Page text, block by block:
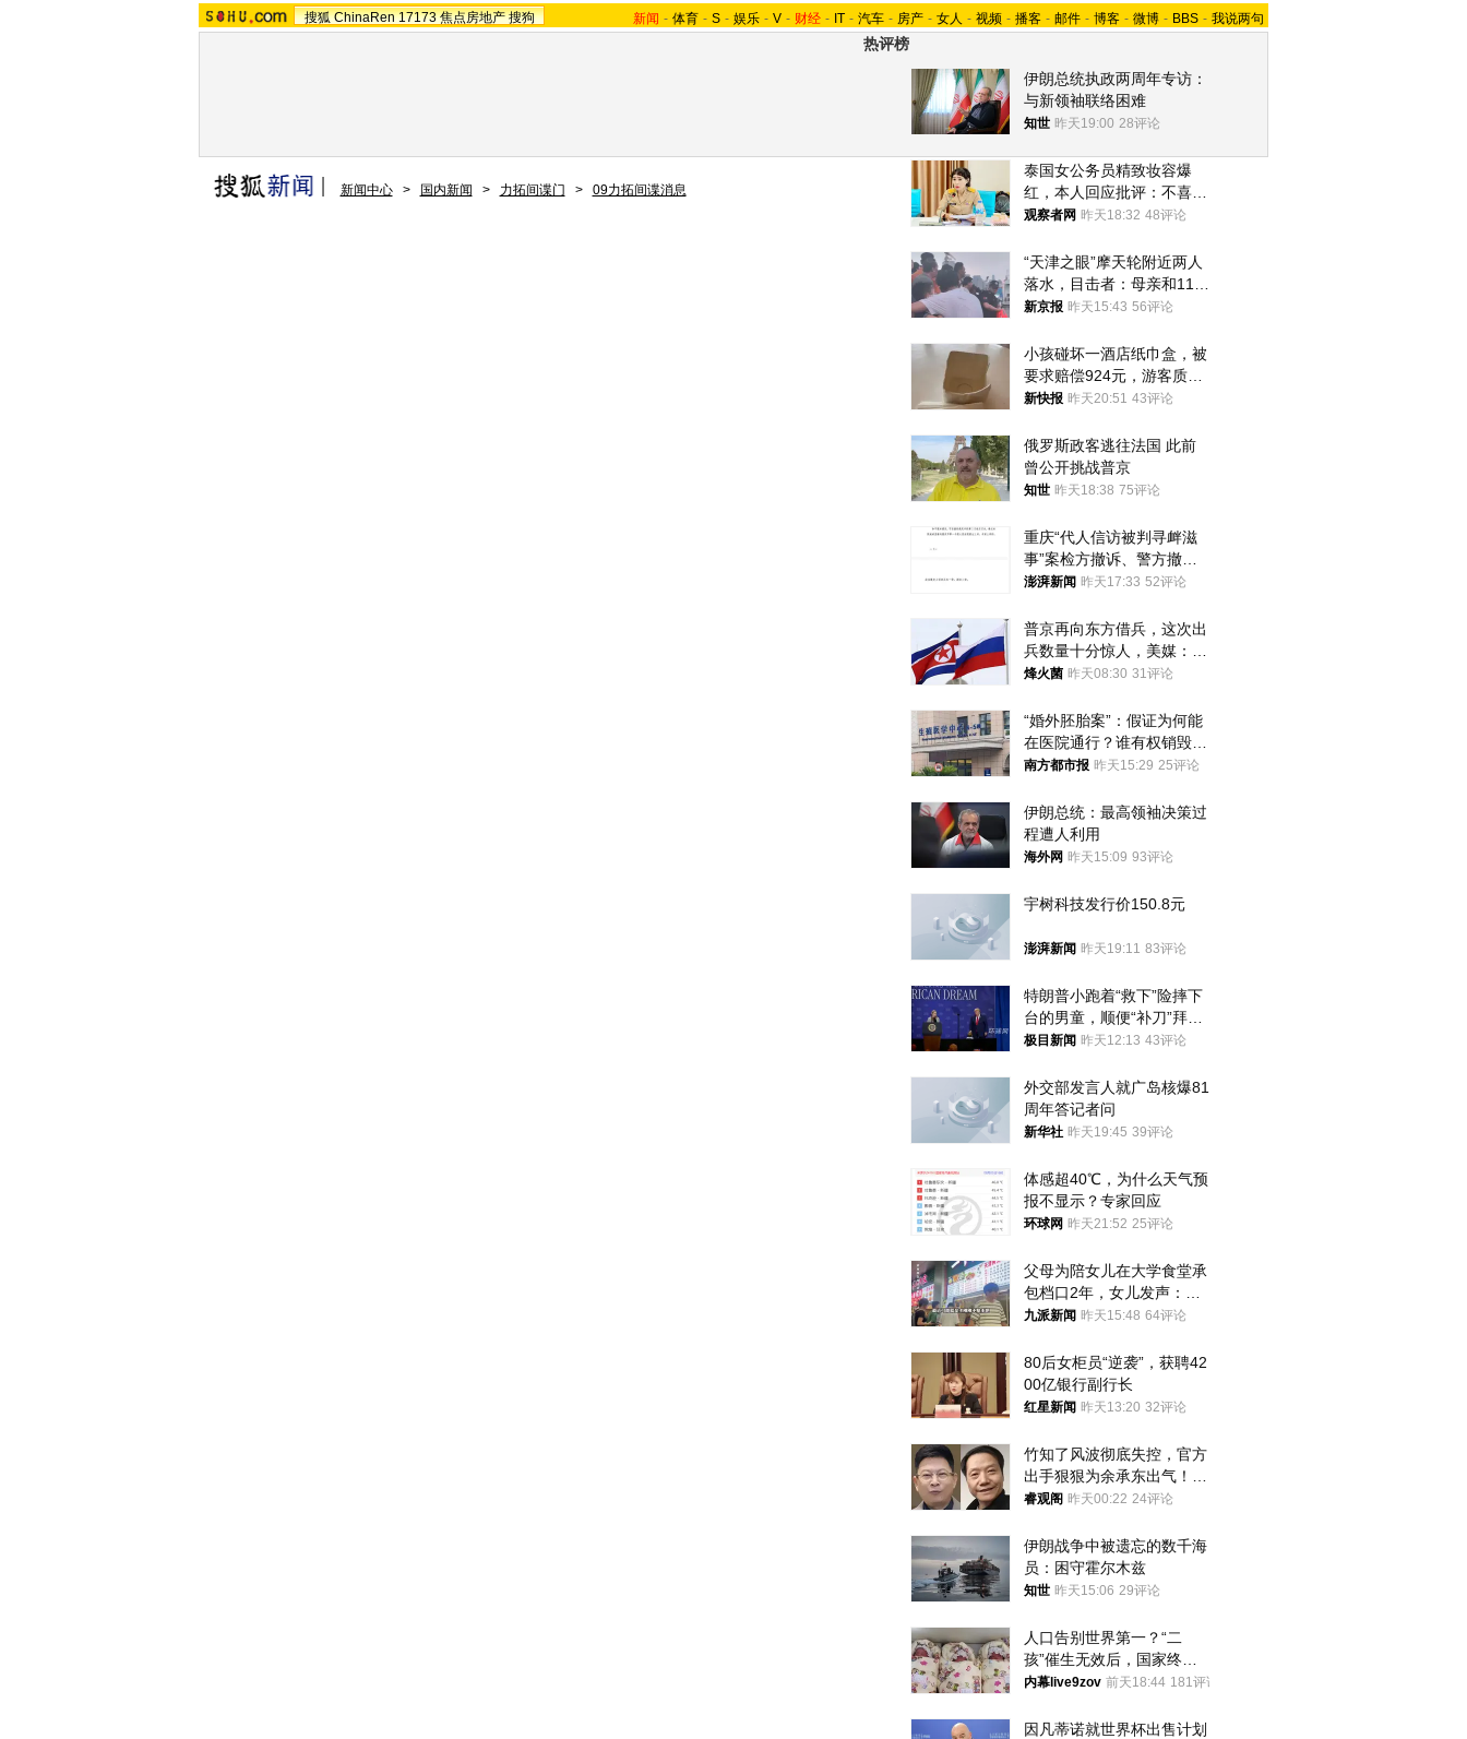
搜狐 ChinaRen 17173 焦点房地产 搜狗 新闻 - 体育 - S - 娱乐 - V - 财经 - IT - 汽车 - 房产 - 女人 - 视频 - 播客 - 邮件 - 博客 - 微博 - BBS - 我说两句
热评榜
伊朗总统执政两周年专访：
与新领袖联络困难
知世 昨天19:00 28评论
泰国女公务员精致妆容爆
红，本人回应批评：不喜欢
就别看
观察者网 昨天18:32 48评论
“天津之眼”摩天轮附近两人
落水，目击者：母亲和11岁
儿子先后被打捞上岸
新京报 昨天15:43 56评论
小孩碰坏一酒店纸巾盒，被
要求赔偿924元，游客质疑
酒店房客物品超高标价，市
新快报 昨天20:51 43评论
俄罗斯政客逃往法国 此前
曾公开挑战普京
知世 昨天18:38 75评论
重庆“代人信访被判寻衅滋
事”案检方撤诉、警方撤
案，两被告人获国赔
澎湃新闻 昨天17:33 52评论
普京再向东方借兵，这次出
兵数量十分惊人，美媒：俄
朝要动真格？
烽火菌 昨天08:30 31评论
“婚外胚胎案”：假证为何能
在医院通行？谁有权销毁胚
胎？
南方都市报 昨天15:29 25评论
伊朗总统：最高领袖决策过
程遭人利用
海外网 昨天15:09 93评论
宇树科技发行价150.8元
澎湃新闻 昨天19:11 83评论
特朗普小跑着“救下”险摔下
台的男童，顺便“补刀”拜
登：“我可不想他像拜登一
极目新闻 昨天12:13 43评论
外交部发言人就广岛核爆81
周年答记者问
新华社 昨天19:45 39评论
体感超40℃，为什么天气预
报不显示？专家回应
环球网 昨天21:52 25评论
父母为陪女儿在大学食堂承
包档口2年，女儿发声：初
衷是为了陪伴，毕业后将不
九派新闻 昨天15:48 64评论
80后女柜员“逆袭”，获聘42
00亿银行副行长
红星新闻 昨天13:20 32评论
竹知了风波彻底失控，官方
出手狠狠为余承东出气！雷
军果然没说错
睿观阁 昨天00:22 24评论
伊朗战争中被遗忘的数千海
员：困守霍尔木兹
知世 昨天15:06 29评论
人口告别世界第一？“二
孩”催生无效后，国家终于
向住房出手了！
内幕live9zov 前天18:44 181评论
因凡蒂诺就世界杯出售计划
新闻中心 > 国内新闻 > 力拓间谍门 > 09力拓间谍消息